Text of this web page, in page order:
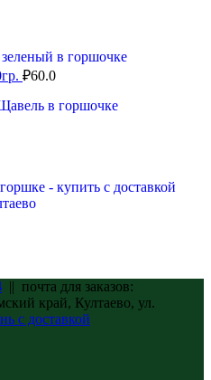
₽60.0
|| почта для заказов:
край, Култаево, ул.
с доставкой